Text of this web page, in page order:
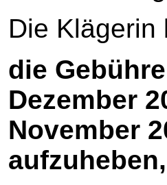
Die Klägerin
die
Dezember
November
aufzuheben,